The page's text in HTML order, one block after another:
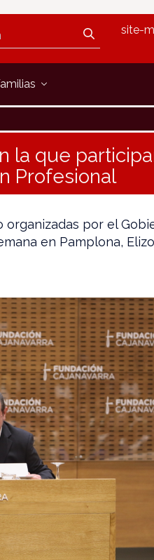
site-
la que
Profesional
por el
en Pamplona,